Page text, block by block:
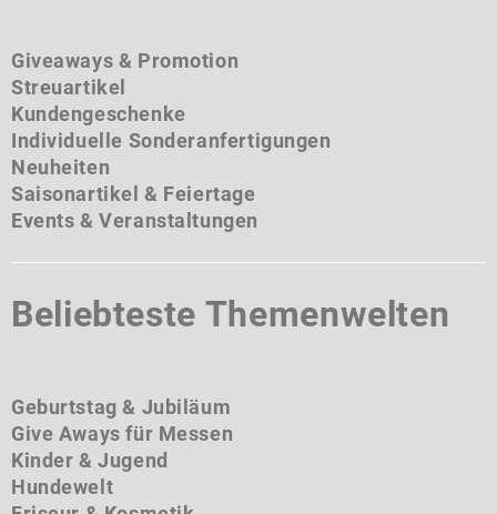
Giveaways & Promotion
Streuartikel
Kundengeschenke
Individuelle Sonderanfertigungen
Neuheiten
Saisonartikel & Feiertage
Events & Veranstaltungen
Beliebteste Themenwelten
Geburtstag & Jubiläum
Give Aways für Messen
Kinder & Jugend
Hundewelt